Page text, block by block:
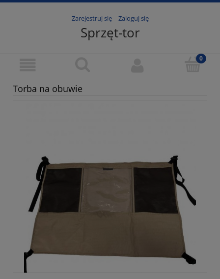
Zarejestruj się Zaloguj się
Sprzęt-tor
Torba na obuwie